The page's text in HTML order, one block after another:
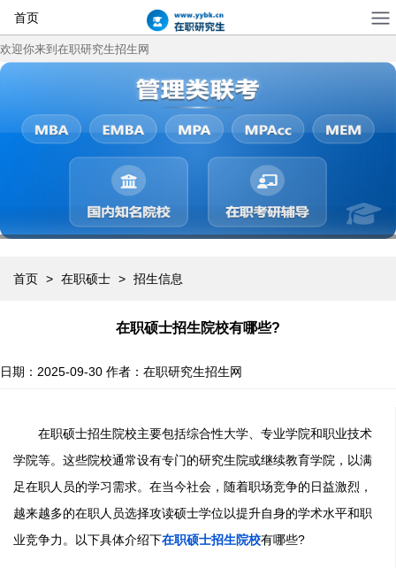
首页
欢迎你来到在职研究生招生网
首页 > 在职硕士 > 招生信息
在职硕士招生院校有哪些?
日期：2025-09-30 作者：在职研究生招生网
在职硕士招生院校主要包括综合性大学、专业学院和职业技术
学院等。这些院校通常设有专门的研究生院或继续教育学院，以满
足在职人员的学习需求。在当今社会，随着职场竞争的日益激烈，
越来越多的在职人员选择攻读硕士学位以提升自身的学术水平和职
业竞争力。以下具体介绍下在职硕士招生院校有哪些?